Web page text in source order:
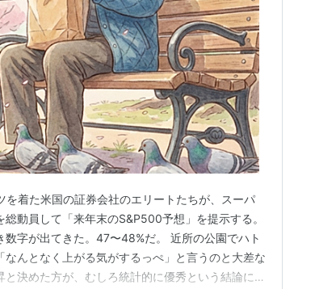
を着た米国の証券会社のエリートたちが、スーパ
動員して「来年末のS&P500予想」を提示する。
字が出てきた。47〜48%だ。 近所の公園でハト
んとなく上がる気がするっぺ」と言うのと大差な
決めた方が、むしろ統計的に優秀という結論にな